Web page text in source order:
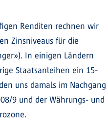
Renditen rechnen wir
Zinsniveaus für die
In einigen Ländern
Staatsanleihen ein 15-
uns damals im Nachgang
9 und der Währungs- und